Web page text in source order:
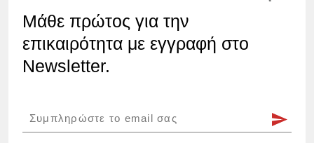
Μάθε πρώτος για την
επικαιρότητα με εγγραφή στο
Newsletter.